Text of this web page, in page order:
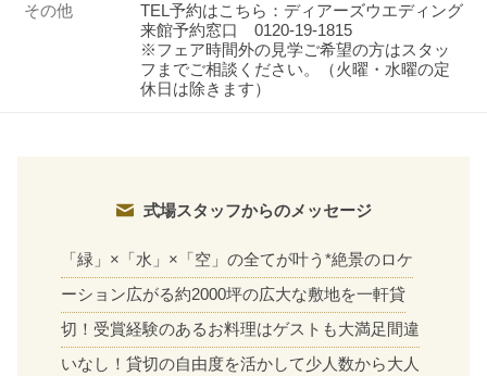
その他
TEL予約はこちら：ディアーズウエディング
来館予約窓口 0120-19-1815
※フェア時間外の見学ご希望の方はスタッ
フまでご相談ください。（火曜・水曜の定
休日は除きます）
式場スタッフからのメッセージ
「緑」×「水」×「空」の全てが叶う*絶景のロケ
ーション広がる約2000坪の広大な敷地を一軒貸
切！受賞経験のあるお料理はゲストも大満足間違
いなし！貸切の自由度を活かして少人数から大人